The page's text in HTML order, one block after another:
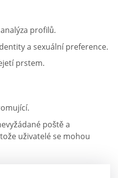
profilů.
a sexuální preference.
prstem.
poště a
uživatelé se mohou